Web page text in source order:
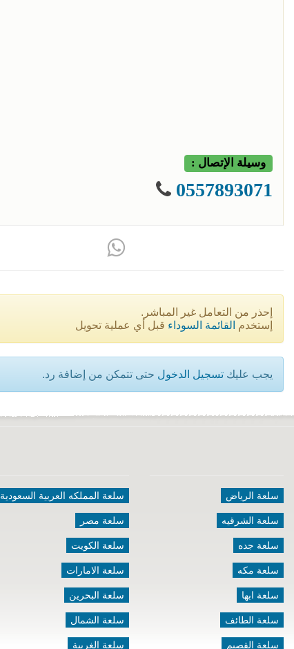
وسيلة الإتصال :
0557893071
إحذر من التعامل غير المباشر.
إستخدم القائمة السوداء قبل أي عملية تحويل
يجب عليك تسجيل الدخول حتى تتمكن من إضافة رد.
سلعة الرياض
سلعة الشرقيه
سلعة جده
سلعة مكه
سلعة ابها
سلعة الطائف
سلعة القصيم
سلعة المملكه العربية السعودية
سلعة مصر
سلعة الكويت
سلعة الامارات
سلعة البحرين
سلعة الشمال
سلعة الغربية